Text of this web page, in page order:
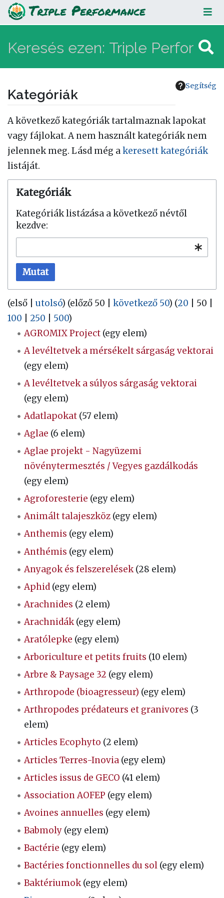
Segítség
Kategóriák
Ugrás:navigáció,keresés
A következő kategóriák tartalmaznak lapokat
vagy fájlokat. A nem használt kategóriák nem
jelennek meg. Lásd még akeresett kategóriák
listáját.
Kategóriák
Kategóriák listázása a következő névtől
kezdve:
Mutat
(első utolsó) (előző 50 következő 50) (20 50
100
250 500)
AGROMIX Project (egy elem)
A levéltetvek a mérsékelt sárgaság vektorai
(egy elem)
A levéltetvek a súlyos sárgaság vektorai
(egy elem)
Adatlapokat (57 elem)
Aglae (6 elem)
Aglae projekt - Nagyüzemi
növénytermesztés / Vegyes gazdálkodás
(egy elem)
Agroforesterie (egy elem)
Animált talajeszköz (egy elem)
Anthemis (egy elem)
Anthémis (egy elem)
Anyagok és felszerelések(28 elem)
Aphid (egy elem)
Arachnides (2 elem)
Arachnidák(egy elem)
Aratólepke (egy elem)
Arboriculture et petits fruits (10 elem)
Arbre & Paysage 32 (egy elem)
Arthropode (bioagresseur) (egy elem)
Arthropodes prédateurs et granivores (3
elem)
Articles Ecophyto (2 elem)
Articles Terres-Inovia (egy elem)
Articles issus de GECO (41 elem)
Association AOFEP (egy elem)
Avoines annuelles (egy elem)
Babmoly (egy elem)
Bactérie (egy elem)
Bactéries fonctionnelles du sol (egy elem)
Baktériumok(egy elem)